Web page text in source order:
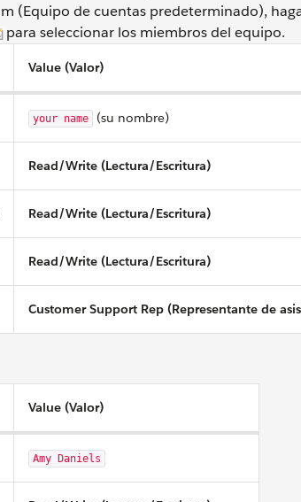
(Equipo de cuentas predeterminado),
para seleccionar los miembros del equipo.
Value (Valor)
your name (su nombre)
Read/Write (Lectura/Escritura)
Read/Write (Lectura/Escritura)
Read/Write (Lectura/Escritura)
Customer Support Rep (Representante de
Value (Valor)
Amy Daniels